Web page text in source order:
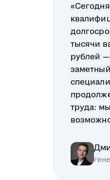
тысячи
рублей —
труда: